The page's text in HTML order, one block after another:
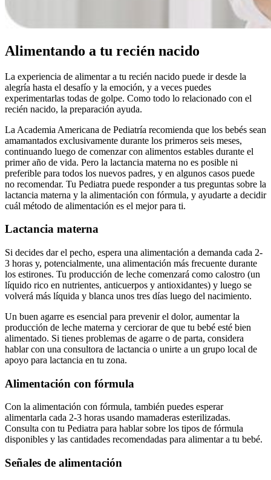
Alimentando a tu recién nacido
La experiencia de alimentar a tu recién nacido puede ir desde la
alegría hasta el desafío y la emoción, y a veces puedes
experimentarlas todas de golpe. Como todo lo relacionado con el
recién nacido, la preparación ayuda.
La Academia Americana de Pediatría recomienda que los bebés sean
amamantados exclusivamente durante los primeros seis meses,
continuando luego de comenzar con alimentos estables durante el
primer año de vida. Pero la lactancia materna no es posible ni
preferible para todos los nuevos padres, y en algunos casos puede
no recomendar. Tu Pediatra puede responder a tus preguntas sobre la
lactancia materna y la alimentación con fórmula, y ayudarte a decidir
cuál método de alimentación es el mejor para ti.
Lactancia materna
Si decides dar el pecho, espera una alimentación a demanda cada 2-
3 horas y, potencialmente, una alimentación más frecuente durante
los estirones. Tu producción de leche comenzará como calostro (un
líquido rico en nutrientes, anticuerpos y antioxidantes) y luego se
volverá más líquida y blanca unos tres días luego del nacimiento.
Un buen agarre es esencial para prevenir el dolor, aumentar la
producción de leche materna y cerciorar de que tu bebé esté bien
alimentado. Si tienes problemas de agarre o de parta, considera
hablar con una consultora de lactancia o unirte a un grupo local de
apoyo para lactancia en tu zona.
Alimentación con fórmula
Con la alimentación con fórmula, también puedes esperar
alimentarla cada 2-3 horas usando mamaderas esterilizadas.
Consulta con tu Pediatra para hablar sobre los tipos de fórmula
disponibles y las cantidades recomendadas para alimentar a tu bebé.
Señales de alimentación